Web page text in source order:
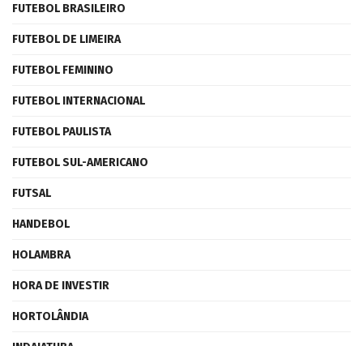
FUTEBOL BRASILEIRO
FUTEBOL DE LIMEIRA
FUTEBOL FEMININO
FUTEBOL INTERNACIONAL
FUTEBOL PAULISTA
FUTEBOL SUL-AMERICANO
FUTSAL
HANDEBOL
HOLAMBRA
HORA DE INVESTIR
HORTOLÂNDIA